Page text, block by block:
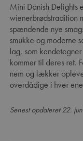
Mini Danish Delights er en hyldest til den danske
wienerbrødstradition
spændende nye
smukke og moderne
lag, som
kommer til deres ret.
nem og lækker
overdådige i hver
Senest opdateret 22.